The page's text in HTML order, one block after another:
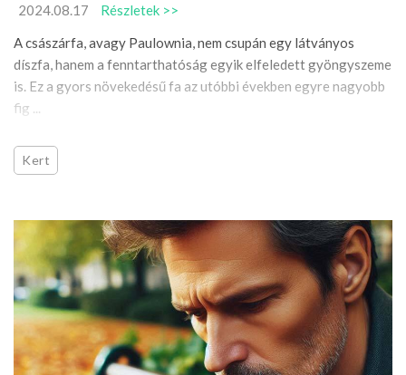
2024.08.17
Részletek >>
A császárfa, avagy Paulownia, nem csupán egy látványos
díszfa, hanem a fenntarthatóság egyik elfeledett gyöngyszeme
is. Ez a gyors növekedésű fa az utóbbi években egyre nagyobb
fig ...
Kert